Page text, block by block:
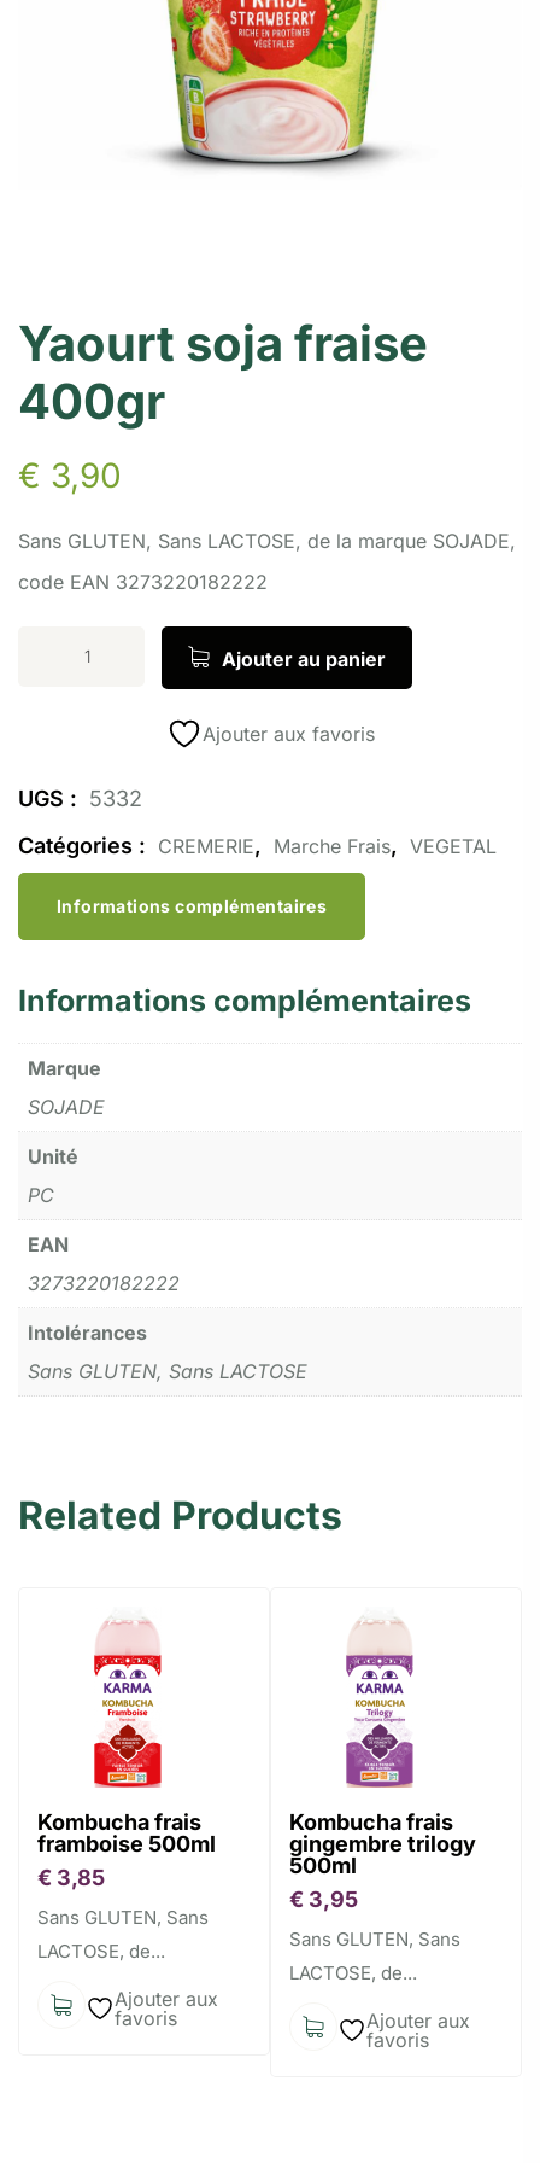
Yaourt soja fraise
400gr
€ 3,90
Sans GLUTEN, Sans LACTOSE, de la marque SOJADE,
code EAN 3273220182222
Ajouter au panier
Ajouter aux favoris
UGS : 5332
Catégories : CREMERIE, Marche Frais, VEGETAL
Informations complémentaires
Informations complémentaires
Marque
SOJADE
Unité
PC
EAN
3273220182222
Intolérances
Sans GLUTEN, Sans LACTOSE
Related Products
Kombucha frais
framboise 500ml
€ 3,85
Sans GLUTEN, Sans
LACTOSE, de...
Ajouter aux
favoris
Kombucha frais
gingembre trilogy
500ml
€ 3,95
Sans GLUTEN, Sans
LACTOSE, de...
Ajouter aux
favoris